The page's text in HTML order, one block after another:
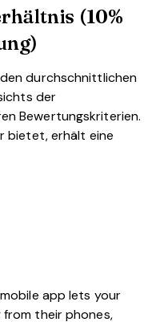
(10%
durchschnittlichen
der
Bewertungskriterien.
bietet, erhält eine
app lets your
their phones,